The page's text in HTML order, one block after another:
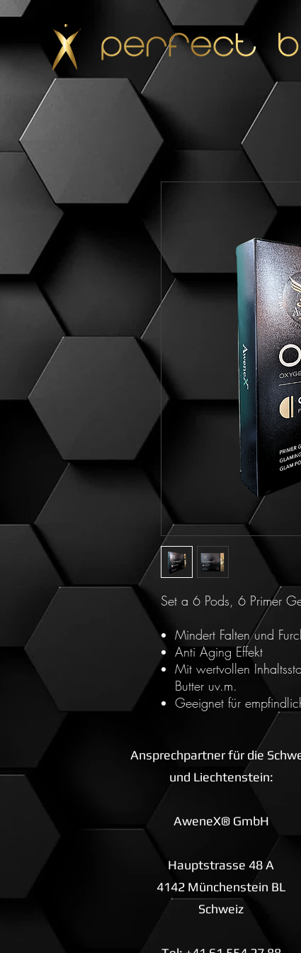
Set a 6 Pods, 6 Primer
Mindert Falten und
Anti Aging Effekt
Mit wertvollen
Butter uv.m.
Geeignet für
Ansprechpartner für die
und Liechtenstein:
AweneX® GmbH
Hauptstrasse 48 A
4142 Münchenstein BL
Schweiz